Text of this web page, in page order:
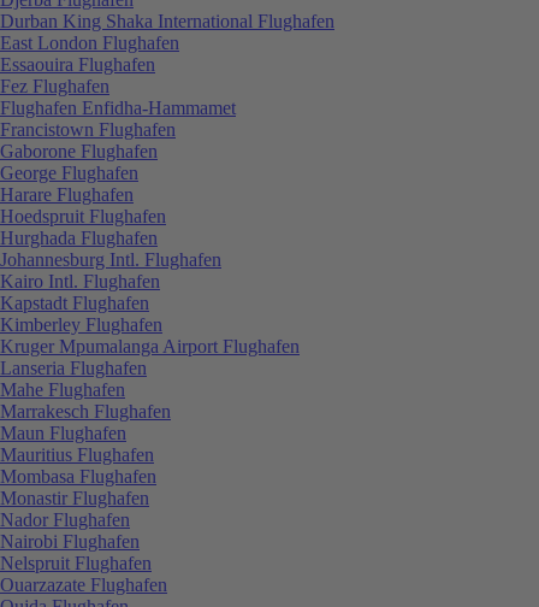
Durban King Shaka International Flughafen
East London Flughafen
Essaouira Flughafen
Fez Flughafen
Flughafen Enfidha-Hammamet
Francistown Flughafen
Gaborone Flughafen
George Flughafen
Harare Flughafen
Hoedspruit Flughafen
Hurghada Flughafen
Johannesburg Intl. Flughafen
Kairo Intl. Flughafen
Kapstadt Flughafen
Kimberley Flughafen
Kruger Mpumalanga Airport Flughafen
Lanseria Flughafen
Mahe Flughafen
Marrakesch Flughafen
Maun Flughafen
Mauritius Flughafen
Mombasa Flughafen
Monastir Flughafen
Nador Flughafen
Nairobi Flughafen
Nelspruit Flughafen
Ouarzazate Flughafen